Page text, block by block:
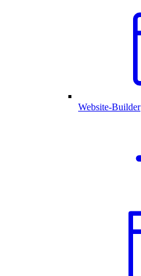
Website-Builder